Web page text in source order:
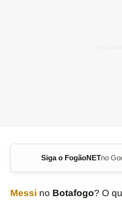
Siga o FogãoNETno
Messi no Botafogo? O